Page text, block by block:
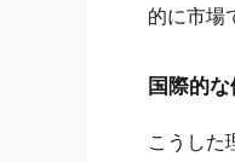
的に市場
国際的な
こうした